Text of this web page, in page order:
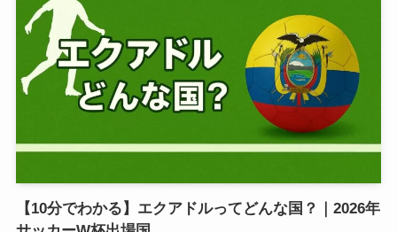
【10分でわかる】エクアドルってどんな国？｜2026年